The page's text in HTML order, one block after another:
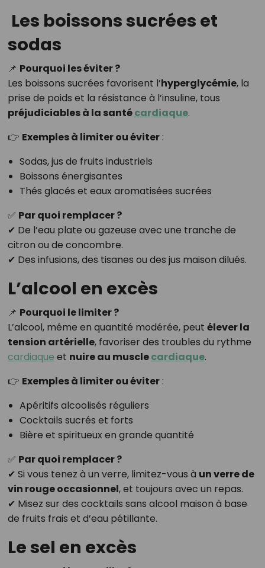
Les boissons sucrées et
sodas
📌 Pourquoi les éviter ?
Les boissons sucrées favorisent l’hyperglycémie, la
prise de poids et la résistance à l’insuline, tous
préjudiciables à la santécardiaque.
👉 Exemples à limiter ou éviter:
Sodas, jus de fruits industriels
Boissons énergisantes
Thés glacés et eaux aromatisées sucrées
✅ Par quoi remplacer ?
✔ De l’eau plate ou gazeuse avec une tranche de
citron ou de concombre.
✔ Des infusions, des tisanes ou des jus maison dilués.
L’alcool en excès
📌 Pourquoi le limiter ?
L’alcool, même en quantité modérée, peut élever la
tension artérielle, favoriser des troubles du rythme
cardiaque et nuire au musclecardiaque.
👉 Exemples à limiter ou éviter:
Apéritifs alcoolisés réguliers
Cocktails sucrés et forts
Bière et spiritueux en grande quantité
✅ Par quoi remplacer ?
✔ Si vous tenez à un verre, limitez-vous à un verre de
vin rouge occasionnel, et toujours avec un repas.
✔ Misez sur des cocktails sans alcool maison à base
de fruits frais et d’eau pétillante.
Le sel en excès